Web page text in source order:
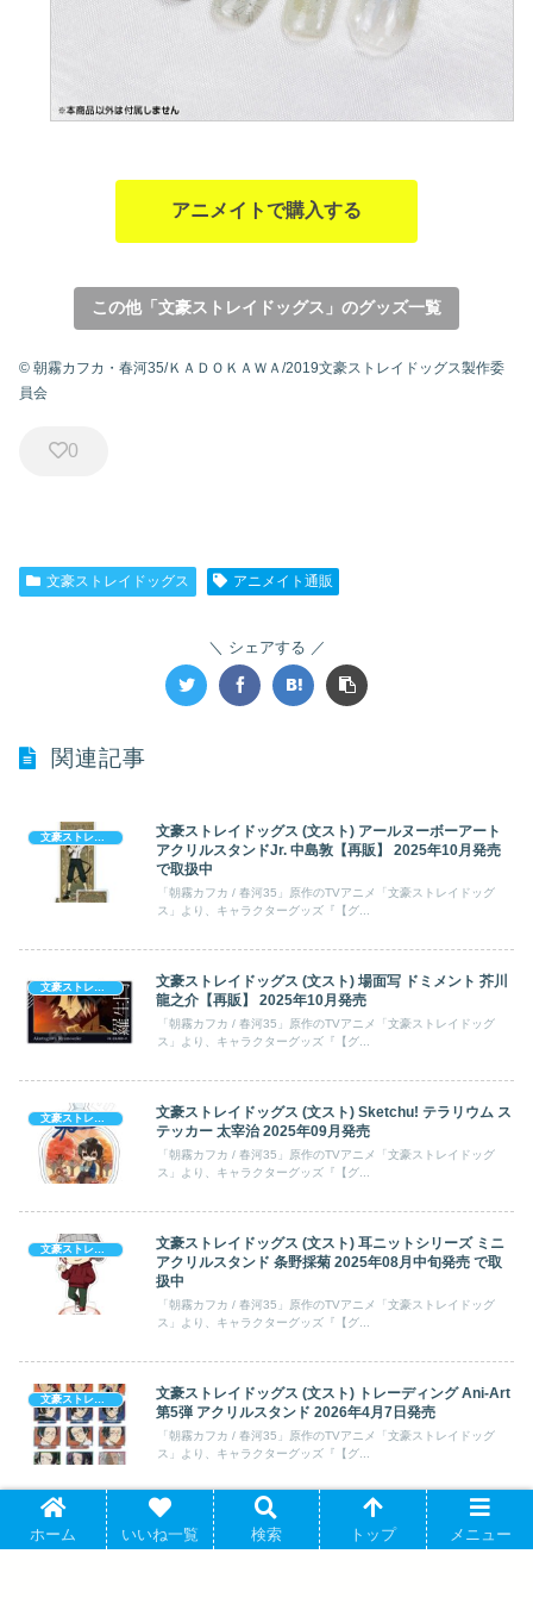
アニメイトで購入する
この他「文豪ストレイドッグス」のグッズ一覧
© 朝霧カフカ・春河35/ＫＡＤＯＫＡＷＡ/2019文豪ストレイドッグス製作委
員会
0
文豪ストレイドッグス アニメイト通販
シェアする
関連記事
文豪ストレイドッグス
文豪ストレイドッグス (文スト) アールヌーボーアート
アクリルスタンドJr. 中島敦【再販】 2025年10月発売
で取扱中
「朝霧カフカ / 春河35」原作のTVアニメ「文豪ストレイドッグ
ス」より、キャラクターグッズ『【グ...
文豪ストレイドッグス
文豪ストレイドッグス (文スト) 場面写 ドミメント 芥川
龍之介【再販】 2025年10月発売
「朝霧カフカ / 春河35」原作のTVアニメ「文豪ストレイドッグ
ス」より、キャラクターグッズ『【グ...
文豪ストレイドッグス
文豪ストレイドッグス (文スト) Sketchu! テラリウム ス
テッカー 太宰治 2025年09月発売
「朝霧カフカ / 春河35」原作のTVアニメ「文豪ストレイドッグ
ス」より、キャラクターグッズ『【グ...
文豪ストレイドッグス
文豪ストレイドッグス (文スト) 耳ニットシリーズ ミニ
アクリルスタンド 条野採菊 2025年08月中旬発売 で取
扱中
「朝霧カフカ / 春河35」原作のTVアニメ「文豪ストレイドッグ
ス」より、キャラクターグッズ『【グ...
文豪ストレイドッグス (文スト) トレーディング Ani-Art
第5弾 アクリルスタンド 2026年4月7日発売
「朝霧カフカ / 春河35」原作のTVアニメ「文豪ストレイドッグ
ス」より、キャラクターグッズ『【グ...
文豪ストレイドッグス (文スト) 目ヂカラアクリルキー
ホルダー 福沢諭吉 2024年10月発売
ホーム いいね一覧 検索 トップ メニュー